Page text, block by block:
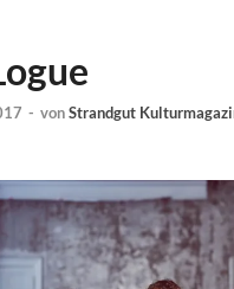
- vonStrandgut